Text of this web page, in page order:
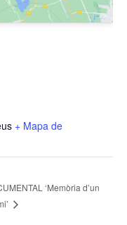
+ Mapa de
‘Memòria d’un